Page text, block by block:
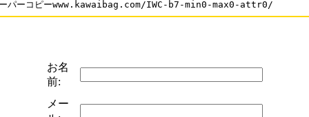
お名
前:
メー